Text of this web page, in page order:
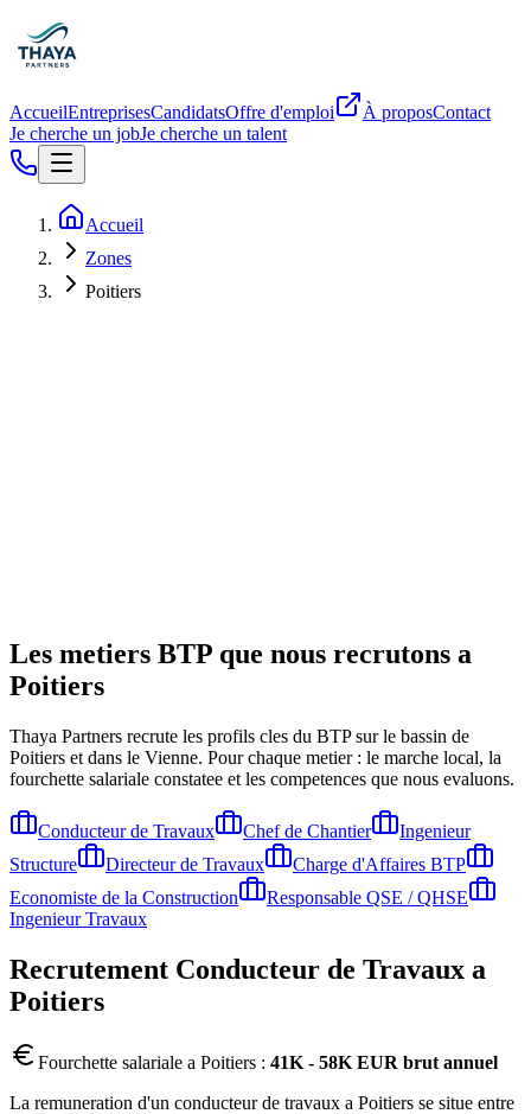
AccueilEntreprisesCandidatsOffre d'emploi À proposContact
Je cherche un jobJe cherche un talent
Accueil
Zones
Poitiers
Les metiers BTP que nous recrutons a
Poitiers
Thaya Partners recrute les profils cles du BTP sur le bassin de
Poitiers et dans le Vienne. Pour chaque metier : le marche local, la
fourchette salariale constatee et les competences que nous evaluons.
Conducteur de Travaux Chef de Chantier
Ingenieur
Structure
Directeur de Travaux
Charge d'Affaires BTP
Economiste de la Construction
Responsable QSE / QHSE
Ingenieur Travaux
Recrutement Conducteur de Travaux a
Poitiers
Fourchette salariale a Poitiers : 41K - 58K EUR brut annuel
La remuneration d'un conducteur de travaux a Poitiers se situe entre